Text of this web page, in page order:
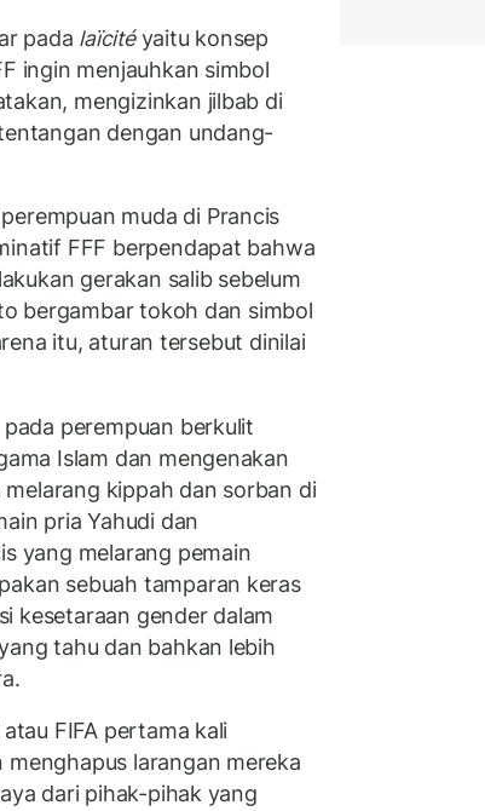
pada laïcitéyaitu konsep
ingin menjauhkan simbol
mengizinkan jilbab di
dengan undang-
muda di Prancis
FFF berpendapat bahwa
gerakan salib sebelum
bergambar tokoh dan simbol
itu, aturan tersebut dinilai
perempuan berkulit
Islam dan mengenakan
kippah dan sorban di
pria Yahudi dan
yang melarang pemain
sebuah tamparan keras
kesetaraan gender dalam
tahu dan bahkan lebih
FIFA pertama kali
menghapus larangan mereka
dari pihak-pihak yang